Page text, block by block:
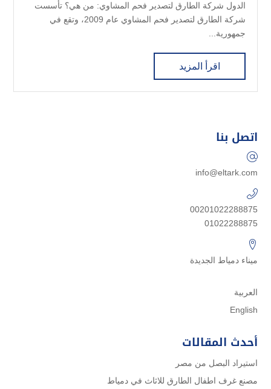
الدول شركة الطارق لتصدير فحم المشاوي: من هي؟ تأسست
شركة الطارق لتصدير فحم المشاوي عام 2009، وتقع في
جمهورية...
اقرأ المزيد
اتصل بنا
info@eltark.com
00201022288875
01022288875
ميناء دمياط الجديدة
العربية
English
أحدث المقالات
استيراد البصل من مصر
مصنع غرف اطفال الطارق للاثاث في دمياط